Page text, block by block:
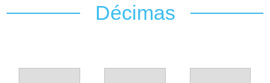
Décimas